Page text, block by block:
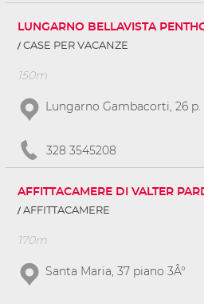
LUNGARNO BELLAVISTA
CASE PER VACANZE
150m
Lungarno Gambacorti, 26 p.
328 3545208
AFFITTACAMERE DI VALTER
AFFITTACAMERE
170m
Santa Maria, 37 piano 3Â°